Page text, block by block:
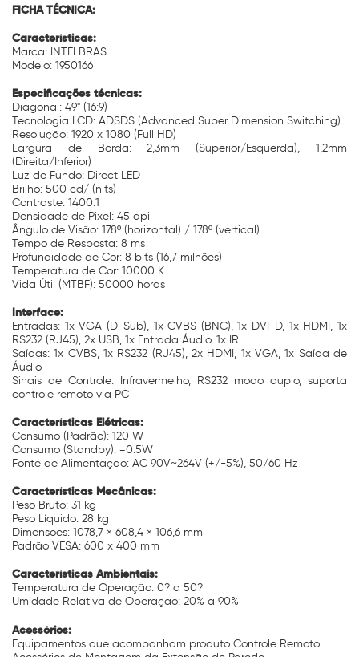
FICHA TÉCNICA:
Características:
Marca: INTELBRAS
Modelo: 1950166
Especificações técnicas:
Diagonal: 49" (16:9)
Tecnologia LCD: ADSDS (Advanced Super Dimension Switching)
Resolução: 1920 x 1080 (Full HD)
Largura de Borda: 2,3mm (Superior/Esquerda), 1,2mm
(Direita/Inferior)
Luz de Fundo: Direct LED
Brilho: 500 cd/ (nits)
Contraste: 1400:1
Densidade de Pixel: 45 dpi
Ângulo de Visão: 178º (horizontal) / 178º (vertical)
Tempo de Resposta: 8 ms
Profundidade de Cor: 8 bits (16,7 milhões)
Temperatura de Cor: 10000 K
Vida Útil (MTBF): 50000 horas
Interface:
Entradas: 1x VGA (D-Sub), 1x CVBS (BNC), 1x DVI-D, 1x HDMI, 1x
RS232 (RJ45), 2x USB, 1x Entrada Áudio, 1x IR
Saídas: 1x CVBS, 1x RS232 (RJ45), 2x HDMI, 1x VGA, 1x Saída de
Áudio
Sinais de Controle: Infravermelho, RS232 modo duplo, suporta
controle remoto via PC
Características Elétricas:
Consumo (Padrão): 120 W
Consumo (Standby): =0.5W
Fonte de Alimentação: AC 90V~264V (+/-5%), 50/60 Hz
Características Mecânicas:
Peso Bruto: 31 kg
Peso Líquido: 28 kg
Dimensões: 1078,7 × 608,4 × 106,6 mm
Padrão VESA: 600 x 400 mm
Características Ambientais:
Temperatura de Operação: 0? a 50?
Umidade Relativa de Operação: 20% a 90%
Acessórios:
Equipamentos que acompanham produto Controle Remoto